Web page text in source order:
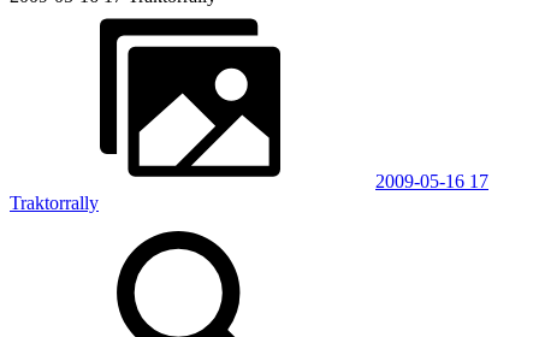
2009-05-16 17
Traktorrally